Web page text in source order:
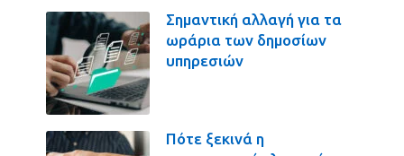
Σημαντική αλλαγή για τα
ωράρια των δημοσίων
υπηρεσιών
Πότε ξεκινά η